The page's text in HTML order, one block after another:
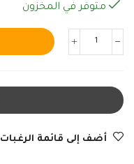
متوفر في المخزون
أضف إلى قائمة الرغبات